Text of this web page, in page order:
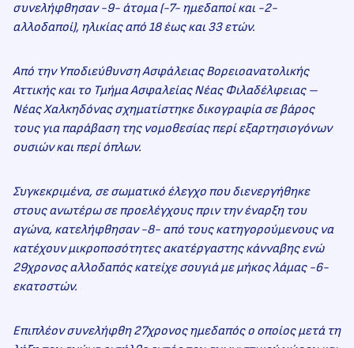
συνελήφθησαν -9- άτομα (-7- ημεδαποί και -2-
αλλοδαποί), ηλικίας από 18 έως και 33 ετών.
Από την Υποδιεύθυνση Ασφάλειας Βορειοανατολικής
Αττικής και το Τμήμα Ασφαλείας Νέας Φιλαδέλφειας –
Νέας Χαλκηδόνας σχηματίστηκε δικογραφία σε βάρος
τους για παράβαση της νομοθεσίας περί εξαρτησιογόνων
ουσιών και περί όπλων.
Συγκεκριμένα, σε σωματικό έλεγχο που διενεργήθηκε
στους ανωτέρω σε προελέγχους πριν την έναρξη του
αγώνα, κατελήφθησαν -8- από τους κατηγορούμενους να
κατέχουν μικροποσότητες ακατέργαστης κάνναβης ενώ
29χρονος αλλοδαπός κατείχε σουγιά με μήκος λάμας -6-
εκατοστών.
Επιπλέον συνελήφθη 27χρονος ημεδαπός ο οποίος μετά τη